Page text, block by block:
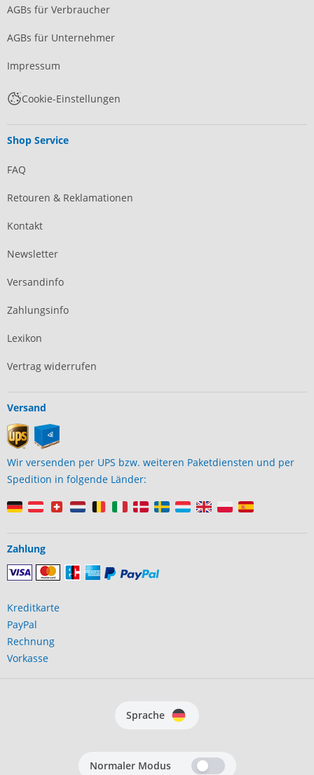
AGBs für Verbraucher
AGBs für Unternehmer
Impressum
Cookie-Einstellungen
Shop Service
FAQ
Retouren & Reklamationen
Kontakt
Newsletter
Versandinfo
Zahlungsinfo
Lexikon
Vertrag widerrufen
Versand
Wir versenden per UPS bzw. weiteren Paketdiensten und per
Spedition in folgende Länder:
Zahlung
Kreditkarte
PayPal
Rechnung
Vorkasse
Sprache
Normaler Modus